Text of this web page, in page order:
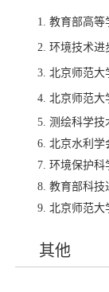
1. 教育部高
2. 环境技术进
3. 北京师范大
4. 北京师范大
5. 测绘科学技
6. 北京水利学
7. 环境保护科
8. 教育部科技
9. 北京师范大
其他